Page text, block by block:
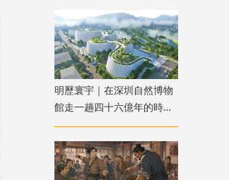
明歷寰宇｜在深圳自然博物
館走一趟四十六億年的時空
之旅